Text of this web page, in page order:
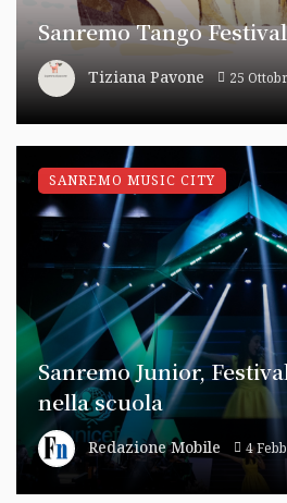
Sanremo Tango Festival
Tiziana Pavone 25
Sanremo Junior,
nella scuola
Redazione Mobile 4
SANREMO MUSIC CITY